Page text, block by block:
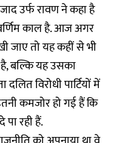
उर्फ रावण ने कहा है
काल है. आज अगर
जाए तो यह कहीं से भी
बल्कि यह उसका
विरोधी पार्टियों में
कमजोर हो गई हैं कि
पा रही हैं.